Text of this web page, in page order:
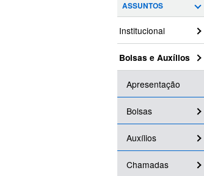
ASSUNTOS
Institucional
Bolsas e Auxílios
Apresentação
Bolsas
Auxílios
Chamadas